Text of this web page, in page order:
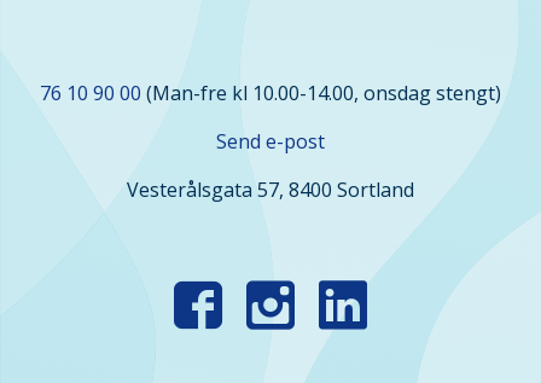
oss
76 10 90 00 (Man-fre kl 10.00-14.00, onsdag stengt)
Send e-post
Vesterålsgata 57, 8400 Sortland